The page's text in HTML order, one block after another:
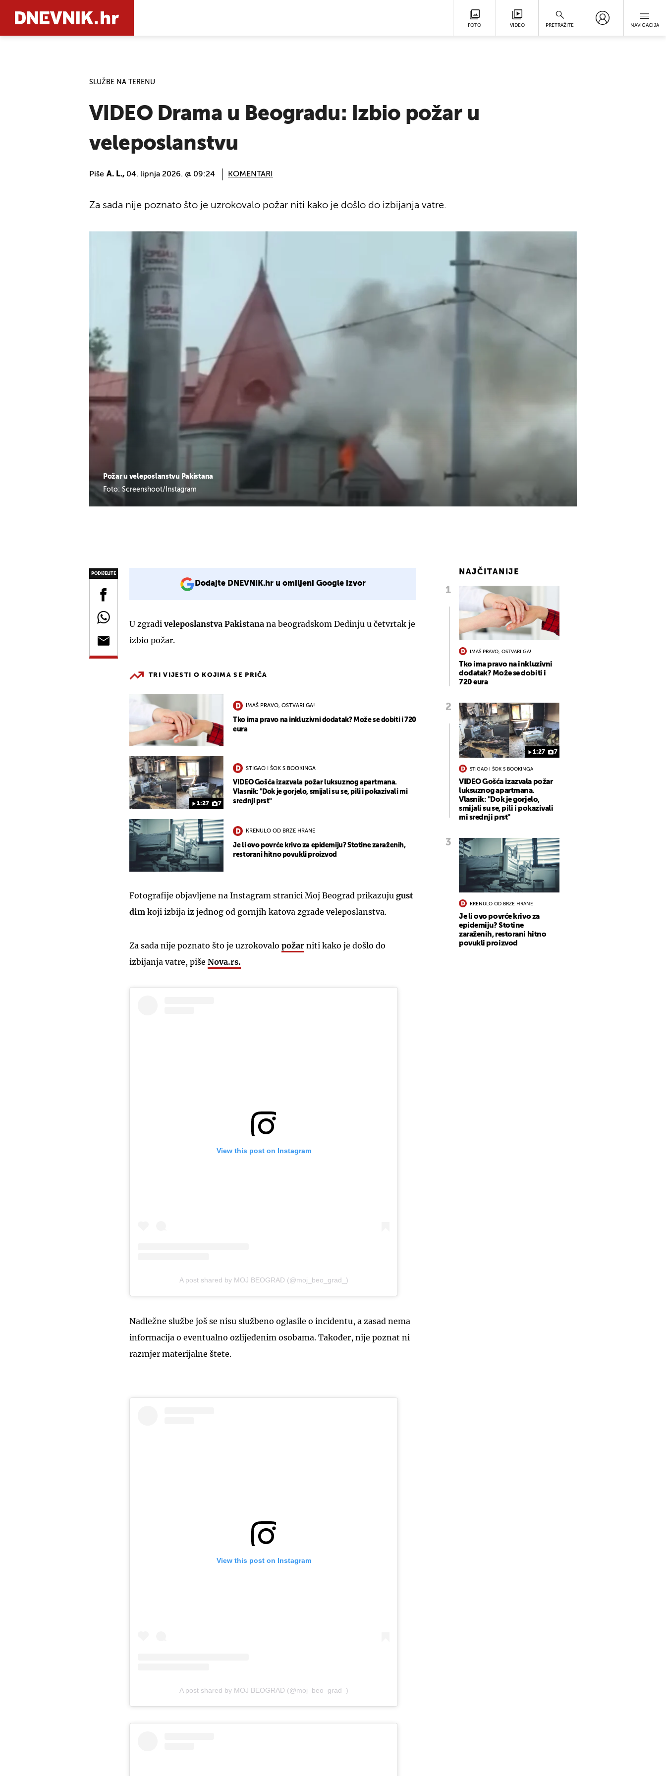
FOTO VIDEO PRETRAŽITE NAVIGACIJA
SLUŽBE NA TERENU
VIDEO Drama u Beogradu: Izbio požar u
veleposlanstvu
Piše A. L., 04. lipnja 2026. @ 09:24 KOMENTARI
Požar u veleposlanstvu Pakistana
Foto: Screenshoot/Instagram
Za sada nije poznato što je uzrokovalo požar niti kako je došlo do izbijanja vatre.
PODIJELITE
Dodajte DNEVNIK.hr u omiljeni Google izvor
U zgradiveleposlanstva Pakistana na beogradskom Dedinju u četvrtak je
izbio požar.
TRI VIJESTI O KOJIMA SE PRIČA
IMAŠ PRAVO, OSTVARI GA!
Tko ima pravo na inkluzivni dodatak? Može se dobiti i 720
eura
1:27 7
STIGAO I ŠOK S BOOKINGA
VIDEO Gošća izazvala požar luksuznog apartmana.
Vlasnik: "Dok je gorjelo, smijali su se, pili i pokazivali mi
srednji prst"
KRENULO OD BRZE HRANE
Je li ovo povrće krivo za epidemiju? Stotine zaraženih,
restorani hitno povukli proizvod
Fotografije objavljene na Instagram stranici Moj Beograd prikazuju gust
dim koji izbija iz jednog od gornjih katova zgrade veleposlanstva.
Za sada nije poznato što je uzrokovalo požar niti kako je došlo do
izbijanja vatre, piše Nova.rs.
View this post on Instagram
A post shared by MOJ BEOGRAD (@moj_beo_grad_)
Nadležne službe još se nisu službeno oglasile o incidentu, a zasad nema
informacija o eventualno ozlijeđenim osobama. Također, nije poznat ni
razmjer materijalne štete.
View this post on Instagram
A post shared by MOJ BEOGRAD (@moj_beo_grad_)
NAJČITANIJE
IMAŠ PRAVO, OSTVARI GA!
Tko ima pravo na inkluzivni
dodatak? Može se dobiti i
720 eura
1:27 7
STIGAO I ŠOK S BOOKINGA
VIDEO Gošća izazvala požar
luksuznog apartmana.
Vlasnik: "Dok je gorjelo,
smijali su se, pili i pokazivali
mi srednji prst"
KRENULO OD BRZE HRANE
Je li ovo povrće krivo za
epidemiju? Stotine
zaraženih, restorani hitno
povukli proizvod